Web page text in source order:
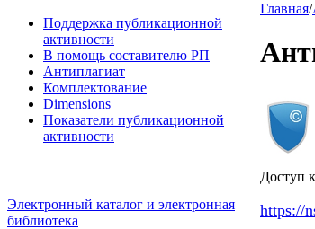
Поддержка публикационной
активности
В помощь составителю РП
Антиплагиат
Комплектование
Dimensions
Показатели публикационной
активности
Электронный каталог и электронная
библиотека
Главная/
Доступ
https://